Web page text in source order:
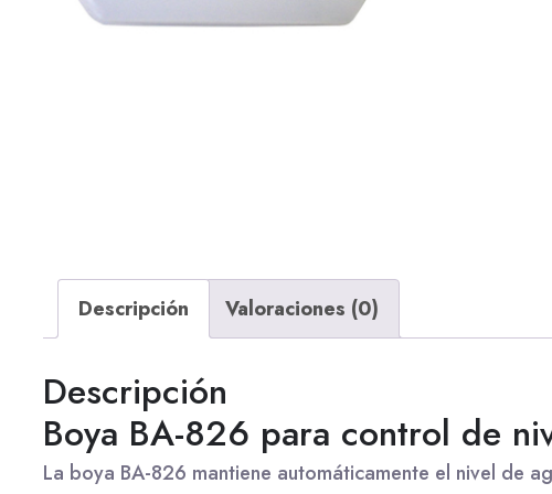
Descripción Valoraciones (0)
Descripción
Boya BA-826 para control de
La boya BA-826 mantiene automáticamente el nivel de